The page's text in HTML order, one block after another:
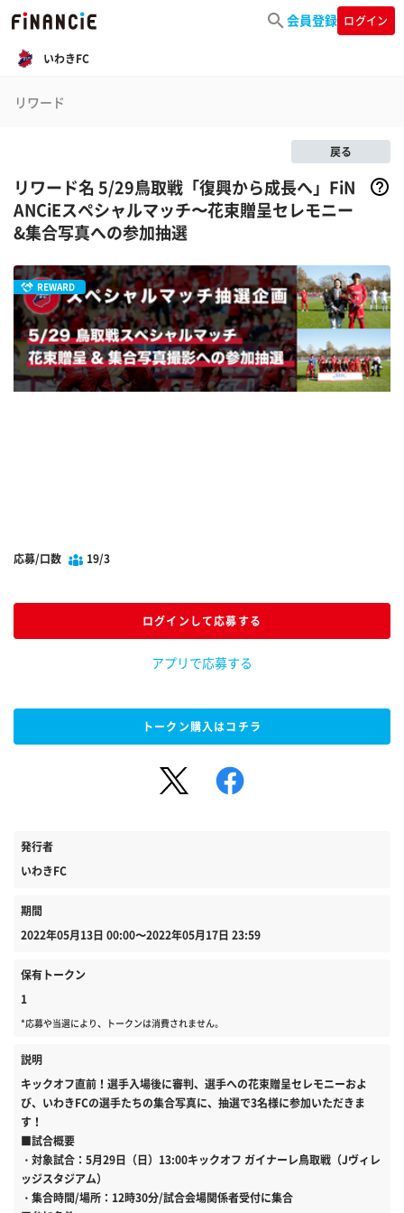
会員登録 ログイン
いわきFC
リワード
戻る
リワード名 5/29鳥取戦「復興から成長へ」FiN
ANCiEスペシャルマッチ〜花束贈呈セレモニー
&集合写真への参加抽選
REWARD
ログインして応募する
アプリで応募する
応募/口数 19/3
トークン購入はコチラ
発行者
いわきFC
期間
2022年05月13日 00:00〜2022年05月17日 23:59
保有トークン
1
*応募や当選により、トークンは消費されません。
説明
キックオフ直前！選手入場後に審判、選手への花束贈呈セレモニーおよ
び、いわきFCの選手たちの集合写真に、抽選で3名様に参加いただきま
す！
■試合概要
・対象試合：5月29日（日）13:00キックオフ ガイナーレ鳥取戦（Jヴィレ
ッジスタジアム）
・集合時間/場所：12時30分/試合会場関係者受付に集合